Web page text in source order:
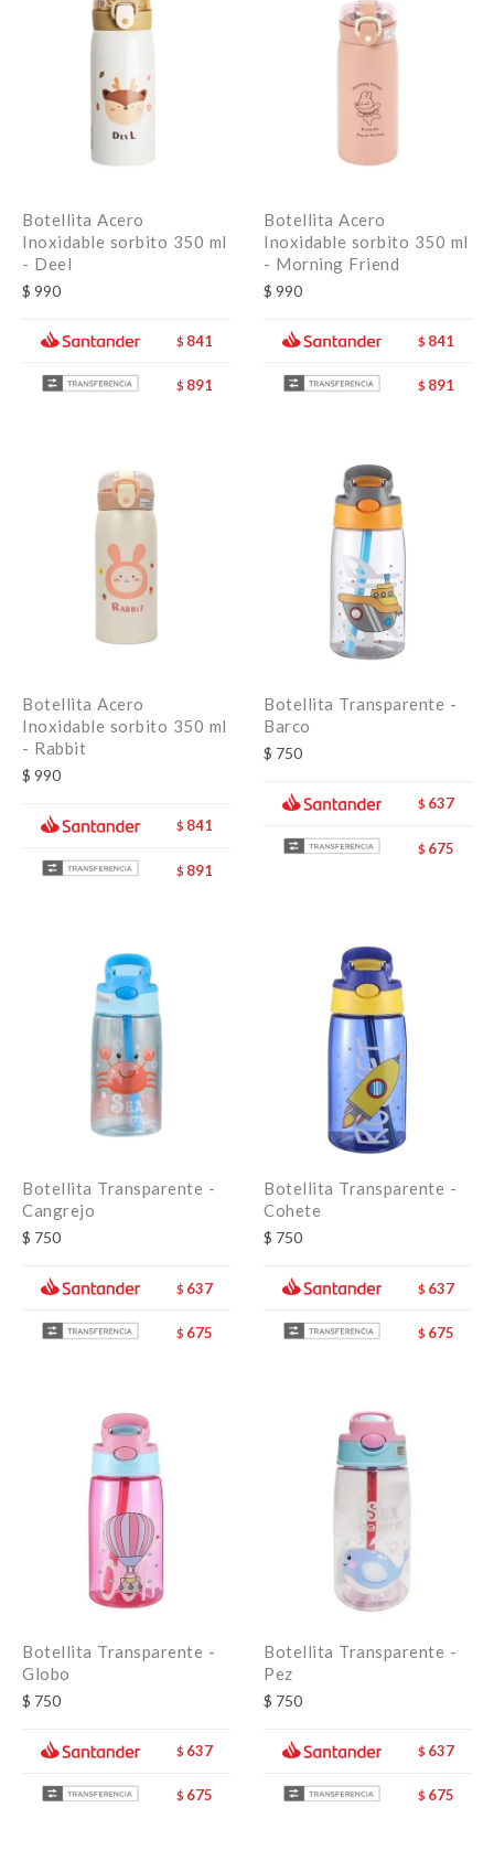
Botellita Acero
Inoxidable sorbito 350 ml
- Deel
$ 990
$ 841
$ 891
Botellita Acero
Inoxidable sorbito 350 ml
- Morning Friend
$ 990
$ 841
$ 891
Botellita Acero
Inoxidable sorbito 350 ml
- Rabbit
$ 990
$ 841
$ 891
Botellita Transparente -
Barco
$ 750
$ 637
$ 675
Botellita Transparente -
Cangrejo
$ 750
$ 637
$ 675
Botellita Transparente -
Cohete
$ 750
$ 637
$ 675
Botellita Transparente -
Globo
$ 750
$ 637
$ 675
Botellita Transparente -
Pez
$ 750
$ 637
$ 675